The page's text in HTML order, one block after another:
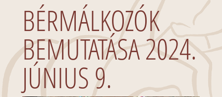
BÉRMÁLKOZÓK
BEMUTATÁSA 2024.
JÚNIUS 9.